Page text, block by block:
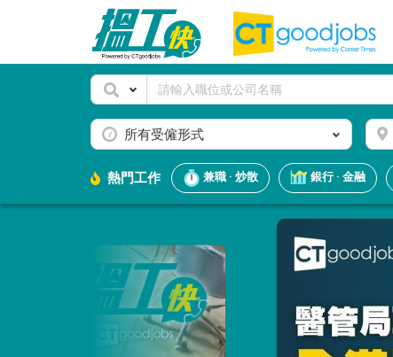
所有受僱形式
熱門工作 兼職 · 炒散 銀行 · 金融